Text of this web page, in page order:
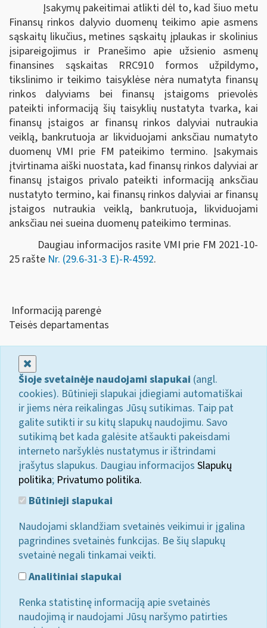
Įsakymų pakeitimai atlikti dėl to, kad šiuo metu
Finansų rinkos dalyvio duomenų teikimo apie asmens
sąskaitų likučius, metines sąskaitų įplaukas ir skolinius
įsipareigojimus ir Pranešimo apie užsienio asmenų
finansines sąskaitas RRC910 formos užpildymo,
tikslinimo ir teikimo taisyklėse nėra numatyta finansų
rinkos dalyviams bei finansų įstaigoms prievolės
pateikti informaciją šių taisyklių nustatyta tvarka, kai
finansų įstaigos ar finansų rinkos dalyviai nutraukia
veiklą, bankrutuoja ar likviduojami anksčiau numatyto
duomenų VMI prie FM pateikimo termino. Įsakymais
įtvirtinama aiški nuostata, kad finansų rinkos dalyviai ar
finansų įstaigos privalo pateikti informaciją anksčiau
nustatyto termino, kai finansų rinkos dalyviai ar finansų
įstaigos nutraukia veiklą, bankrutuoja, likviduojami
anksčiau nei sueina duomenų pateikimo terminas.
Daugiau informacijos rasite VMI prie FM 2021-10-
25 rašte Nr. (29.6-31-3 E)-R-4592.
Informaciją parengė
Teisės departamentas
Šioje svetainėje naudojami slapukai (angl.
cookies). Būtinieji slapukai įdiegiami automatiškai
ir jiems nėra reikalingas Jūsų sutikimas. Taip pat
galite sutikti ir su kitų slapukų naudojimu. Savo
sutikimą bet kada galėsite atšaukti pakeisdami
interneto naršyklės nustatymus ir ištrindami
įrašytus slapukus. Daugiau informacijos Slapukų
politika; Privatumo politika.
Būtinieji slapukai
Naudojami sklandžiam svetainės veikimui ir įgalina
pagrindines svetainės funkcijas. Be šių slapukų
svetainė negali tinkamai veikti.
Analitiniai slapukai
Renka statistinę informaciją apie svetainės
naudojimą ir naudojami Jūsų naršymo patirties